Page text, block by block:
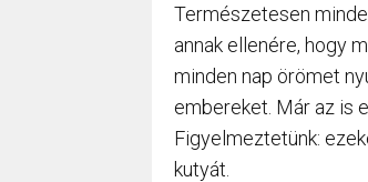
Természetesen
annak ellenére, hogy
minden nap örömet
embereket. Már az is
Figyelmeztetünk:
kutyát.